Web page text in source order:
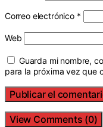
Correo electrónico *
Web
Guarda mi nombre,
para la próxima vez que
View Comments (0)